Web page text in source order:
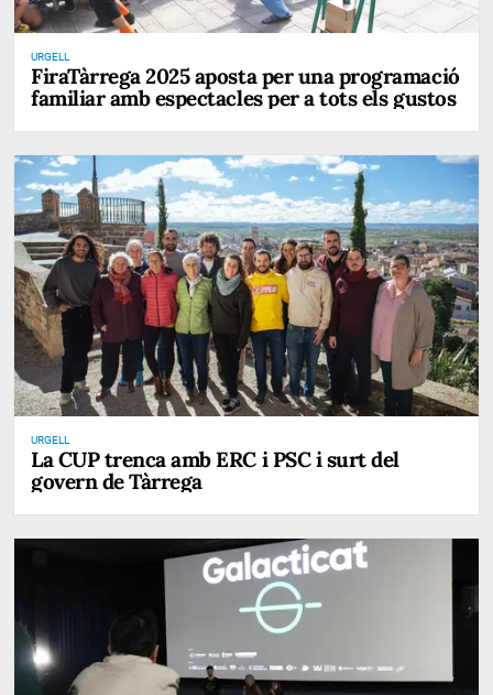
URGELL
FiraTàrrega 2025 aposta per una programació
familiar amb espectacles per a tots els gustos
URGELL
La CUP trenca amb ERC i PSC i surt del
govern de Tàrrega